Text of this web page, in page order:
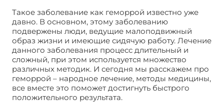
Такое заболевание как геморрой известно уже
давно. В основном, этому заболеванию
подвержены люди, ведущие малоподвижный
образ жизни и имеющие сидячую работу. Лечение
данного заболевания процесс длительный и
сложный, при этом используется множество
различных методик. И сегодня мы расскажем про
геморрой – народное лечение, методы медицины,
все вместе это поможет достигнуть быстрого
положительного результата.